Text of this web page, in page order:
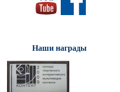
Наши награды